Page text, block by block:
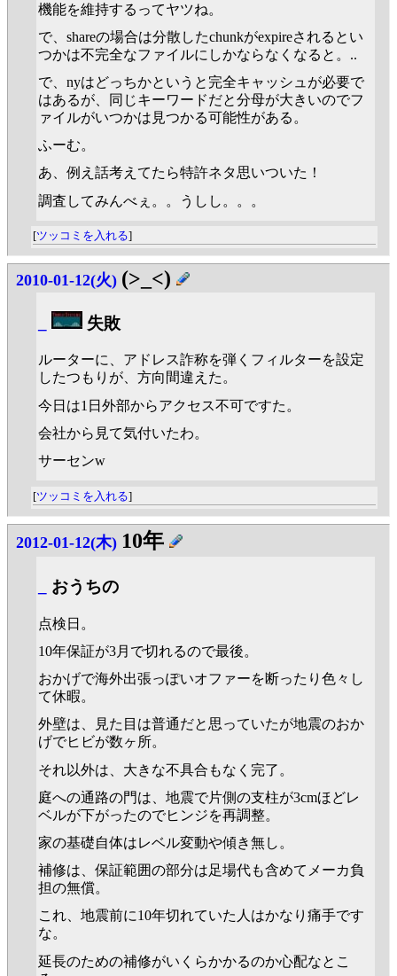
機能を維持するってヤツね。
で、shareの場合は分散したchunkがexpireされるとい
つかは不完全なファイルにしかならなくなると。..
で、nyはどっちかというと完全キャッシュが必要で
はあるが、同じキーワードだと分母が大きいのでフ
ァイルがいつかは見つかる可能性がある。
ふーむ。
あ、例え話考えてたら特許ネタ思いついた！
調査してみんべぇ。。うしし。。。
[ツッコミを入れる]
2010-01-12(火) (>_<)
失敗
ルーターに、アドレス詐称を弾くフィルターを設定
したつもりが、方向間違えた。
今日は1日外部からアクセス不可ですた。
会社から見て気付いたわ。
サーセンw
[ツッコミを入れる]
2012-01-12(木) 10年
おうちの
点検日。
10年保証が3月で切れるので最後。
おかげで海外出張っぽいオファーを断ったり色々し
て休暇。
外壁は、見た目は普通だと思っていたが地震のおか
げでヒビが数ヶ所。
それ以外は、大きな不具合もなく完了。
庭への通路の門は、地震で片側の支柱が3cmほどレ
ベルが下がったのでヒンジを再調整。
家の基礎自体はレベル変動や傾き無し。
補修は、保証範囲の部分は足場代も含めてメーカ負
担の無償。
これ、地震前に10年切れていた人はかなり痛手です
な。
延長のための補修がいくらかかるのか心配なとこ